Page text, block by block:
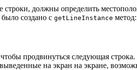
должны определить
было создано с getLineInstance метод:
чтобы продвинуться следующая
на экран на экране,